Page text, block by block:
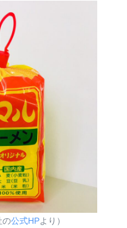
の公式HPより）